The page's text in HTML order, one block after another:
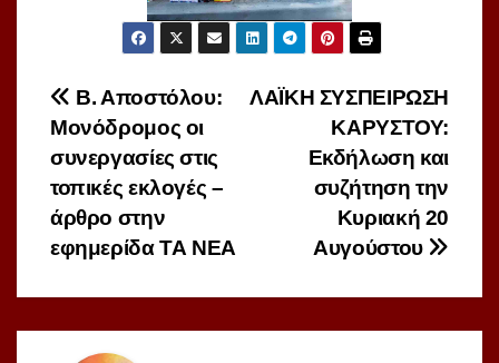
Πλοήγηση
άρθρων
ΛΑΪΚΗ ΣΥΣΠΕΙΡΩΣΗ
ΚΑΡΥΣΤΟΥ:
Εκδήλωση και
συζήτηση την
Κυριακή 20
Αυγούστου
Β. Αποστόλου:
Μονόδρομος οι
συνεργασίες στις
τοπικές εκλογές –
άρθρο στην
εφημερίδα ΤΑ ΝΕΑ